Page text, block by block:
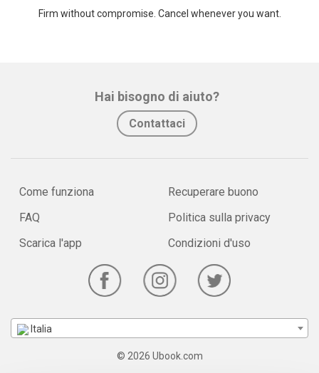
- Leggi il nome in inglese
- Leggi la parola corrispondente in italiano
Basta vedere l'immagine e imparare una nuova parola, quindi
passare all'immagine successiva e fare la stessa cosa.
Passo dopo passo, vedrai che inizi a capire e memorizzare
sempre più parole in l'inglese!
Firm without compromise. Cancel whenever you want.
Hai bisogno di aiuto?
Contattaci
Come funziona
FAQ
Scarica l'app
Recuperare buono
Politica sulla privacy
Condizioni d'uso
Italia
© 2026 Ubook.com